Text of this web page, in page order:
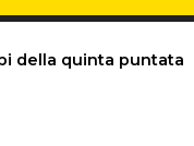
della quinta puntata